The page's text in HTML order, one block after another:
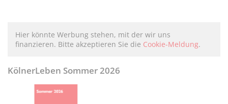
Hier könnte Werbung stehen, mit der wir uns
finanzieren. Bitte akzeptieren Sie die Cookie-Meldung.
KölnerLeben Sommer 2026